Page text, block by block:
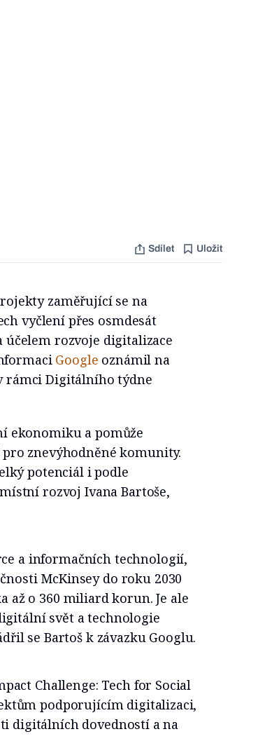
Sdílet Uložit
zaměřující se na
vyčlení přes osmdesát
rozvoje digitalizace
Google oznámil na
Digitálního týdne
ekonomiku a pomůže
znevýhodněné komunity.
potenciál i podle
rozvoj Ivana Bartoše,
a informačních technologií,
McKinsey do roku 2030
až o 360 miliard korun. Je ale
svět a technologie
se Bartoš k závazku Googlu.
Challenge: Tech for Social
podporujícím digitalizaci,
digitálních dovedností a na